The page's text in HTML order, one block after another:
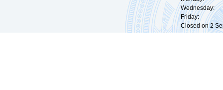
Wednesday:
Friday:
Closed on 2